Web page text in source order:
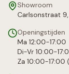
Showroom
Carlsonstraat
Openingstijden
Ma 12:00-17:00
Di-Vr 10:00-
Za 10:00-17:00